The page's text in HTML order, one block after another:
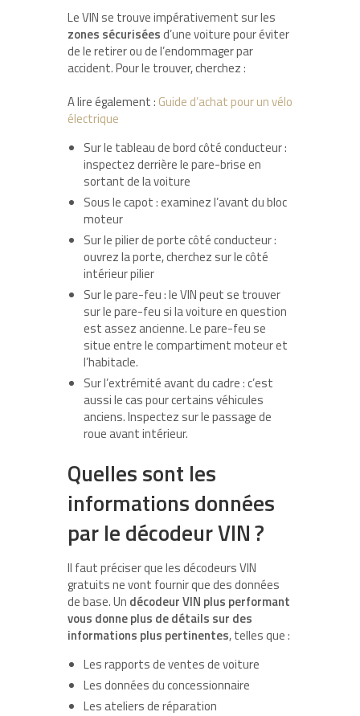
Le VIN se trouve impérativement sur les
zones sécuriséesd’une voiture pour éviter
de le retirer ou de l’endommager par
accident. Pour le trouver, cherchez :
A lire également : Guide d’achat pour un vélo
électrique
Sur le tableau de bord côté conducteur :
inspectez derrière le pare-brise en
sortant de la voiture
Sous le capot : examinez l’avant du bloc
moteur
Sur le pilier de porte côté conducteur :
ouvrez la porte, cherchez sur le côté
intérieur pilier
Sur le pare-feu : le VIN peut se trouver
sur le pare-feu si la voiture en question
est assez ancienne. Le pare-feu se
situe entre le compartiment moteur et
l’habitacle.
Sur l’extrémité avant du cadre : c’est
aussi le cas pour certains véhicules
anciens. Inspectez sur le passage de
roue avant intérieur.
Quelles sont les
informations données
par le décodeur VIN ?
Il faut préciser que les décodeurs VIN
gratuits ne vont fournir que des données
de base. Un décodeur VIN plus performant
vous donne plus de détails sur des
informations plus pertinentes, telles que :
Les rapports de ventes de voiture
Les données du concessionnaire
Les ateliers de réparation